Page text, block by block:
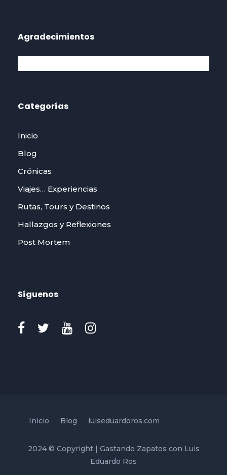
Agradecimientos
Categorías
Inicio
Blog
Crónicas
Viajes… Experiencias
Rutas, Tours y Destinos
Hallazgos y Reflexiones
Post Mortem
Síguenos
Inicio Blog luiseduardoros.com
2024 © Copyright | Gastando Zapatos con Luis
Eduardo Ros